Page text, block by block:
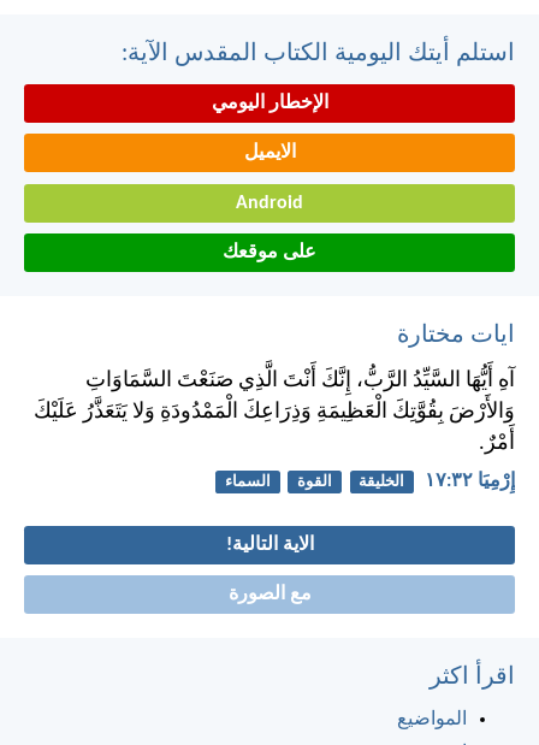
استلم أيتك اليومية الكتاب المقدس الآية:
الإخطار اليومي
الايميل
Android
على موقعك
ايات مختارة
آهِ أَيُّهَا السَّيِّدُ الرَّبُّ، إِنَّكَ أَنْتَ الَّذِي صَنَعْتَ السَّمَاوَاتِ
وَالأَرْضَ بِقُوَّتِكَ الْعَظِيمَةِ وَذِرَاعِكَ الْمَمْدُودَةِ وَلا يَتَعَذَّرُ عَلَيْكَ
أَمْرٌ.
إِرْمِيَا ٣٢:‏١٧ الخليقة القوة السماء
الاية التالية!
مع الصورة
اقرأ اكثر
المواضيع